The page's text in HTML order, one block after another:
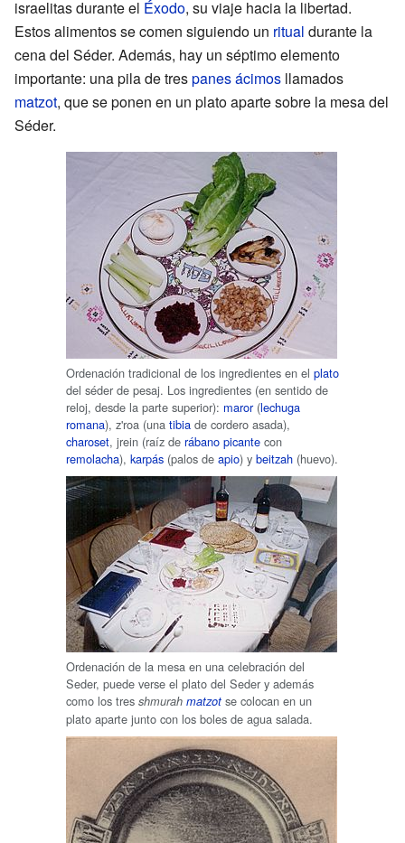
israelitas durante el Éxodo, su viaje hacia la libertad.
Estos alimentos se comen siguiendo un ritual durante la
cena del Séder. Además, hay un séptimo elemento
importante: una pila de trespanes ácimos llamados
matzot, que se ponen en un plato aparte sobre la mesa del
Séder.
Ordenación tradicional de los ingredientes en el plato
del séder de pesaj. Los ingredientes (en sentido de
reloj, desde la parte superior): maror(lechuga
romana), z'roa (una tibia de cordero asada),
charoset, jrein (raíz de rábano picante con
remolacha), karpás (palos de apio) y beitzah (huevo).
Ordenación de la mesa en una celebración del
Seder, puede verse el plato del Seder y además
como los tres shmurah matzot se colocan en un
plato aparte junto con los boles de agua salada.